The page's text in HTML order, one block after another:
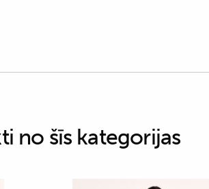
no šīs kategorijas